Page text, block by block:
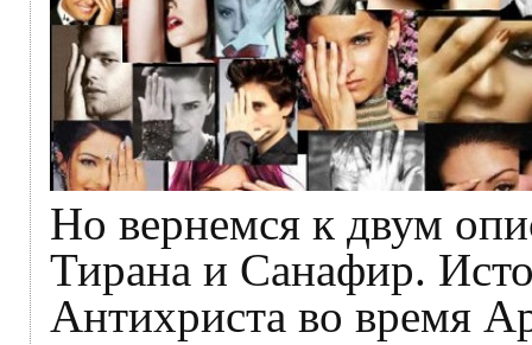
Но вернемся к двум
Тирана и Санафир.
Антихриста во время